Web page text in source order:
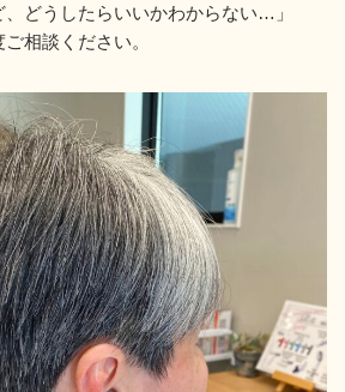
、どうしたらいいかわからない…」
相談ください。